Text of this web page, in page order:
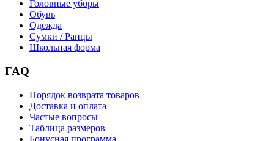
Головные уборы
Обувь
Одежда
Сумки / Ранцы
Школьная форма
FAQ
Порядок возврата товаров
Доставка и оплата
Частые вопросы
Таблица размеров
Бонусная программа